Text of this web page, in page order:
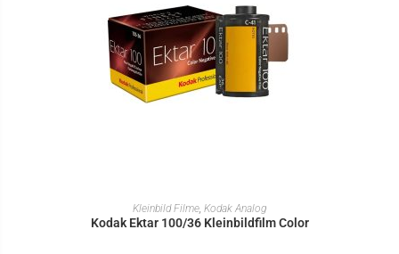
IN DEN WARENKORB
Kleinbild Filme, Kodak Analog
Kodak Ektar 100/36 Kleinbildfilm Color